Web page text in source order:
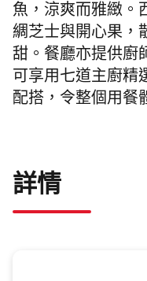
魚，涼爽而雅緻。
綢芝士與開心果，
甜。餐廳亦提供廚
可享用七道主廚精
配搭，令整個用餐
詳情